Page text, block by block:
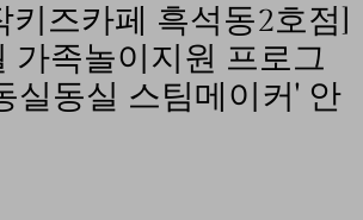
키즈카페 흑석동2호점]
가족놀이지원 프로그
실동실 스팀메이커' 안